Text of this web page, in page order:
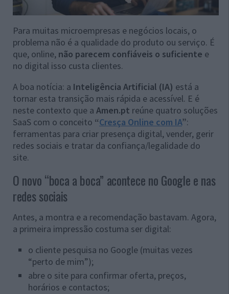
Para muitas microempresas e negócios locais, o
problema não é a qualidade do produto ou serviço. É
que, online, não parecem confiáveis o suficiente e
no digital isso custa clientes.
A boa notícia: a Inteligência Artificial (IA) está a
tornar esta transição mais rápida e acessível. E é
neste contexto que a Amen.pt reúne quatro soluções
SaaS com o conceito “Cresça Online com IA”:
ferramentas para criar presença digital, vender, gerir
redes sociais e tratar da confiança/legalidade do
site.
O novo “boca a boca” acontece no Google e nas
redes sociais
Antes, a montra e a recomendação bastavam. Agora,
a primeira impressão costuma ser digital:
o cliente pesquisa no Google (muitas vezes
“perto de mim”);
abre o site para confirmar oferta, preços,
horários e contactos;